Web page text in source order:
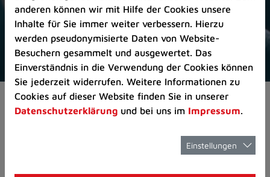
(Schnelltaste
A)
Zur
Navigation/Menü
springen
(Schnelltaste
M)
Zur
8)
Pressemeldungen Mai-FAIR-Days in
Mai-FAIR-Days in
anderen können wir mit Hilfe der Cookies unsere
Inhalte für Sie immer weiter verbessern. Hierzu
werden pseudonymisierte Daten von Website-
Besuchern gesammelt und ausgewertet. Das
Einverständnis in die Verwendung der Cookies können
Sie jederzeit widerrufen. Weitere Informationen zu
Cookies auf dieser Website finden Sie in unserer
Datenschutzerklärung und bei uns im Impressum.
Einstellungen